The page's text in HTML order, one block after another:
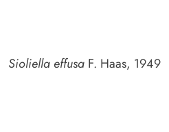
Sioliella effusa F. Haas, 1949